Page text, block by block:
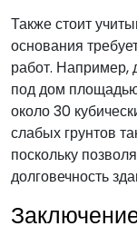
Также стоит
основания
работ. Например,
под дом
около 30
слабых грунтов
поскольку
долговечность